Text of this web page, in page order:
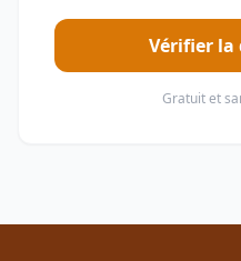
Vérifier
Gratuit et